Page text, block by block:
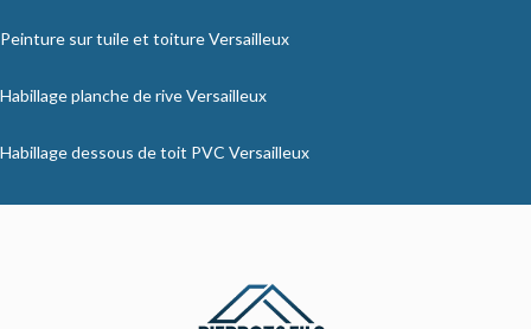
Peinture sur tuile et toiture Versailleux
Habillage planche de rive Versailleux
Habillage dessous de toit PVC Versailleux